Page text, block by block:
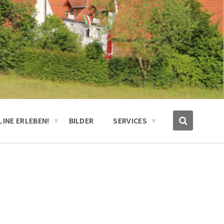
ERLEBEN! BILDER SERVICES